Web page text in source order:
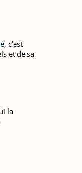
, c'est
et de sa
la